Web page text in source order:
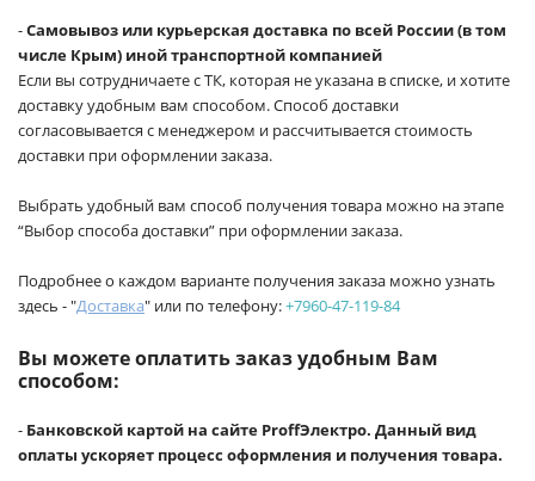
-Самовывоз или курьерская доставка по всей России (в том
числе Крым) иной транспортной компанией
Если вы сотрудничаете с ТК, которая не указана в списке, и хотите
доставку удобным вам способом. Способ доставки
согласовывается с менеджером и рассчитывается стоимость
доставки при оформлении заказа.
Выбрать удобный вам способ получения товара можно на этапе
“Выбор способа доставки” при оформлении заказа.
Подробнее о каждом варианте получения заказа можно узнать
здесь - "Доставка" или по телефону:+7960-47-119-84
Вы можете оплатить заказ удобным Вам
способом:
- Банковской картой на сайте ProffЭлектро. Данный вид
оплаты ускоряет процесс оформления и получения товара.